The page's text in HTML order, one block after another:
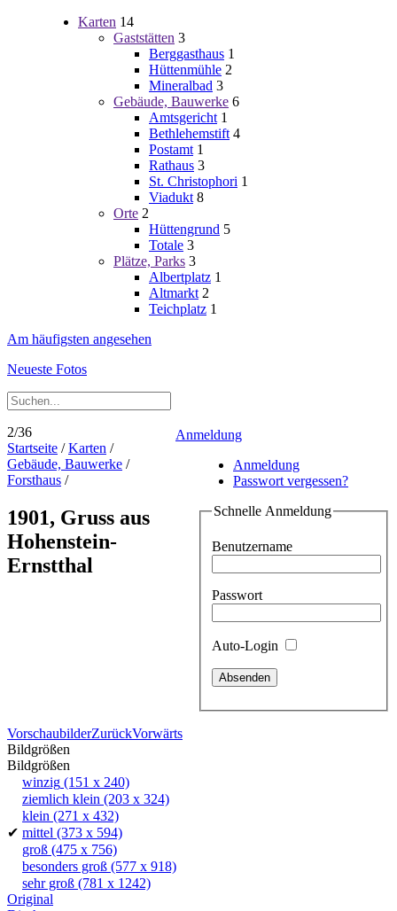
Karten 14
Gaststätten 3
Berggasthaus 1
Hüttenmühle 2
Mineralbad 3
Gebäude, Bauwerke 6
Amtsgericht 1
Bethlehemstift 4
Postamt 1
Rathaus 3
St. Christophori 1
Viadukt 8
Orte 2
Hüttengrund 5
Totale 3
Plätze, Parks 3
Albertplatz 1
Altmarkt 2
Teichplatz 1
Am häufigsten angesehen
Neueste Fotos
Anmeldung
Anmeldung
Passwort vergessen?
Schnelle Anmeldung
Benutzername
Passwort
Auto-Login
2/36
Startseite /Karten /
Gebäude, Bauwerke /
Forsthaus /
1901, Gruss aus
Hohenstein-
Ernstthal
VorschaubilderZurückVorwärts
Bildgrößen
Bildgrößen
winzig (151 x 240)
ziemlich klein (203 x 324)
klein (271 x 432)
✔ mittel (373 x 594)
groß (475 x 756)
besonders groß (577 x 918)
sehr groß (781 x 1242)
Original